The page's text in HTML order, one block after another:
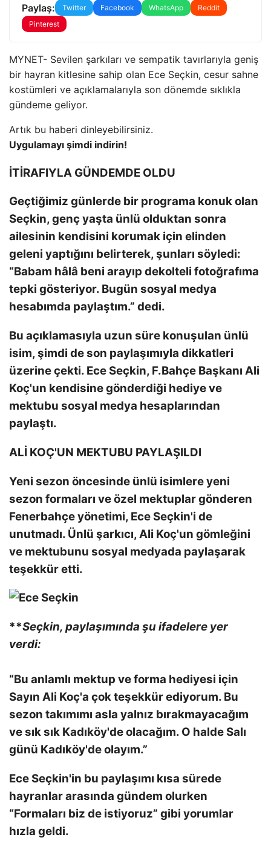
Paylaş: Twitter Facebook WhatsApp
Reddit
Pinterest
MYNET- Sevilen şarkıları ve sempatik tavırlarıyla geniş
bir hayran kitlesine sahip olan Ece Seçkin, cesur sahne
kostümleri ve açıklamalarıyla son dönemde sıklıkla
gündeme geliyor.
Artık bu haberi dinleyebilirsiniz.
Uygulamayı şimdi indirin!
İTİRAFIYLA GÜNDEMDE OLDU
Geçtiğimiz günlerde bir programa konuk olan
Seçkin, genç yaşta ünlü olduktan sonra
ailesinin kendisini korumak için elinden
geleni yaptığını belirterek, şunları söyledi:
“Babam hâlâ beni arayıp dekolteli fotoğrafıma
tepki gösteriyor. Bugün sosyal medya
hesabımda paylaştım.” dedi.
Bu açıklamasıyla uzun süre konuşulan ünlü
isim, şimdi de son paylaşımıyla dikkatleri
üzerine çekti. Ece Seçkin, F.Bahçe Başkanı Ali
Koç'un kendisine gönderdiği hediye ve
mektubu sosyal medya hesaplarından
paylaştı.
ALİ KOÇ'UN MEKTUBU PAYLAŞILDI
Yeni sezon öncesinde ünlü isimlere yeni
sezon formaları ve özel mektuplar gönderen
Fenerbahçe yönetimi, Ece Seçkin'i de
unutmadı. Ünlü şarkıcı, Ali Koç'un gömleğini
ve mektubunu sosyal medyada paylaşarak
teşekkür etti.
**Seçkin, paylaşımında şu ifadelere yer
verdi:
“Bu anlamlı mektup ve forma hediyesi için
Sayın Ali Koç'a çok teşekkür ediyorum. Bu
sezon takımımı asla yalnız bırakmayacağım
ve sık sık Kadıköy'de olacağım. O halde Salı
günü Kadıköy'de olayım.”
Ece Seçkin'in bu paylaşımı kısa sürede
hayranlar arasında gündem olurken
“Formaları biz de istiyoruz” gibi yorumlar
hızla geldi.